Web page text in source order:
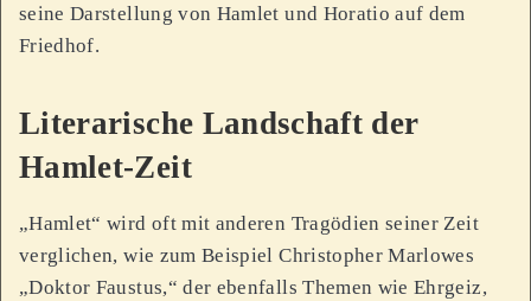
seine Darstellung von Hamlet und Horatio auf dem
Friedhof.
Literarische Landschaft der
Hamlet-Zeit
„Hamlet“ wird oft mit anderen Tragödien seiner Zeit
verglichen, wie zum Beispiel Christopher Marlowes
„Doktor Faustus,“ der ebenfalls Themen wie Ehrgeiz,